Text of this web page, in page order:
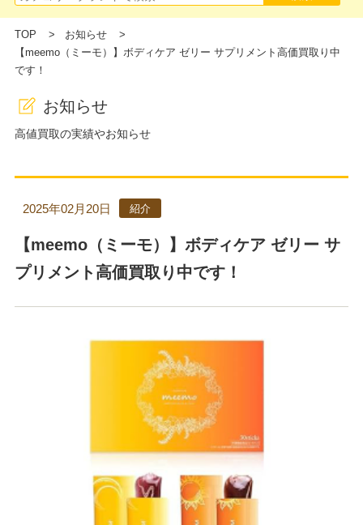
TOP
お知らせ
【meemo（ミーモ）】ボディケア ゼリー サプリメント高価買取り中
です！
お知らせ
高値買取の実績やお知らせ
【meemo（ミーモ）】ボディケア ゼリー サ
プリメント高価買取り中です！
2025年02月20日 紹介